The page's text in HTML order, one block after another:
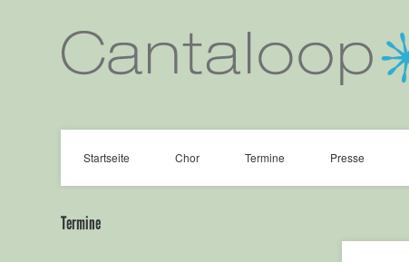
Startseite Chor Termine Presse
Termine